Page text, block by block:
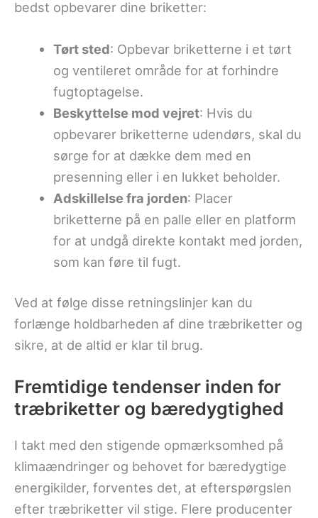
bedst opbevarer dine briketter:
Tørt sted: Opbevar briketterne i et tørt
og ventileret område for at forhindre
fugtoptagelse.
Beskyttelse mod vejret: Hvis du
opbevarer briketterne udendørs, skal du
sørge for at dække dem med en
presenning eller i en lukket beholder.
Adskillelse fra jorden: Placer
briketterne på en palle eller en platform
for at undgå direkte kontakt med jorden,
som kan føre til fugt.
Ved at følge disse retningslinjer kan du
forlænge holdbarheden af dine træbriketter og
sikre, at de altid er klar til brug.
Fremtidige tendenser inden for
træbriketter og bæredygtighed
I takt med den stigende opmærksomhed på
klimaændringer og behovet for bæredygtige
energikilder, forventes det, at efterspørgslen
efter træbriketter vil stige. Flere producenter